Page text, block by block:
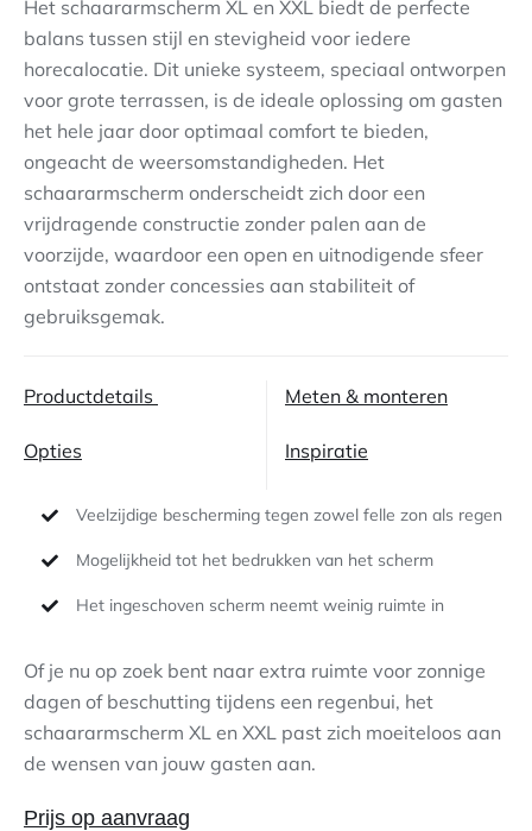
Contact
Het schaararmscherm XL en XXL biedt de perfecte
balans tussen stijl en stevigheid voor iedere
horecalocatie. Dit unieke systeem, speciaal ontworpen
voor grote terrassen, is de ideale oplossing om gasten
het hele jaar door optimaal comfort te bieden,
ongeacht de weersomstandigheden. Het
schaararmscherm onderscheidt zich door een
vrijdragende constructie zonder palen aan de
voorzijde, waardoor een open en uitnodigende sfeer
ontstaat zonder concessies aan stabiliteit of
gebruiksgemak.
Productdetails
Opties
Meten & monteren
Inspiratie
Veelzijdige bescherming tegen zowel felle zon als regen
Mogelijkheid tot het bedrukken van het scherm
Het ingeschoven scherm neemt weinig ruimte in
Of je nu op zoek bent naar extra ruimte voor zonnige
dagen of beschutting tijdens een regenbui, het
schaararmscherm XL en XXL past zich moeiteloos aan
de wensen van jouw gasten aan.
Prijs op aanvraag